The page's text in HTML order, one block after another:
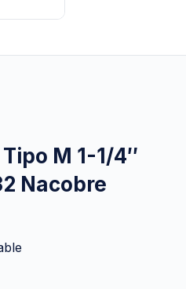
M 1-1/4″
Nacobre